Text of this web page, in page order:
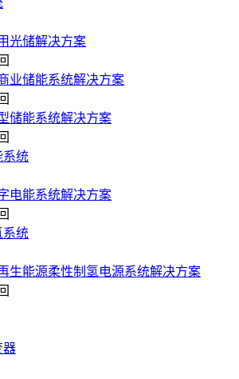
光储解决方案
业储能系统解决方案
储能系统解决方案
系统
电能系统解决方案
系统
生能源柔性制氢电源系统解决方案
器